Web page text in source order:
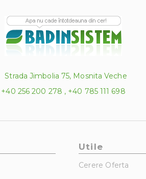
Strada Jimbolia 75, Mosnita Veche
+40 256 200 278 , +40 785 111 698
Utile
Cerere Oferta